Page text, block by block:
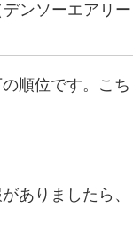
ンソーエアリー
順位です。こち
ありましたら